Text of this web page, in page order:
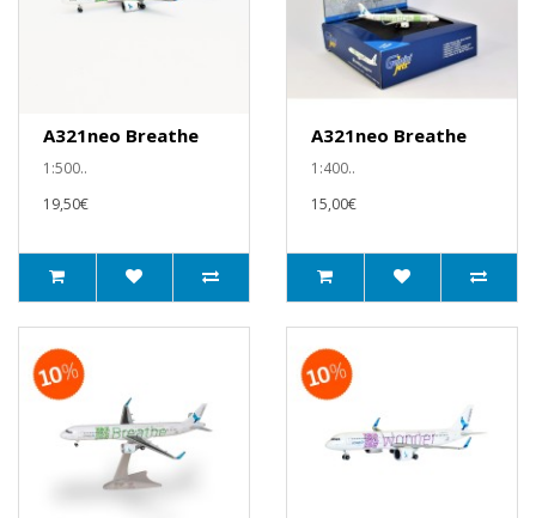
A321neo Breathe
1:500..
19,50€
A321neo Breathe
1:400..
15,00€